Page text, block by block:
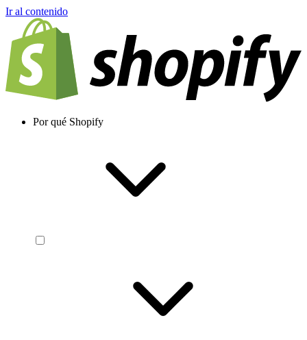
Ir al contenido
Por qué Shopify